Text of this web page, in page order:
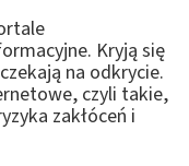
Kryją się
na odkrycie.
czyli takie,
zakłóceń i